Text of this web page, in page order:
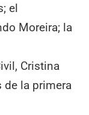
el
Moreira; la
Cristina
de la primera